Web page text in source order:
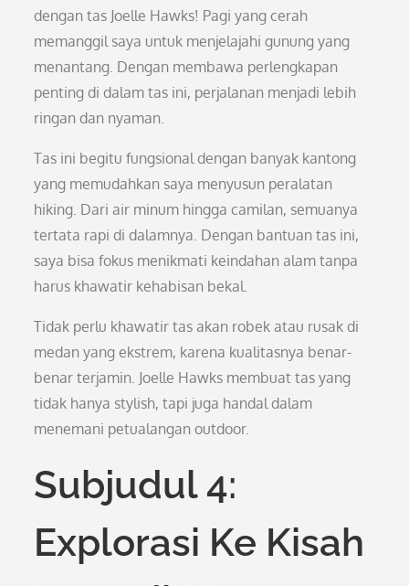
dengan tas Joelle Hawks! Pagi yang cerah
memanggil saya untuk menjelajahi gunung yang
menantang. Dengan membawa perlengkapan
penting di dalam tas ini, perjalanan menjadi lebih
ringan dan nyaman.
Tas ini begitu fungsional dengan banyak kantong
yang memudahkan saya menyusun peralatan
hiking. Dari air minum hingga camilan, semuanya
tertata rapi di dalamnya. Dengan bantuan tas ini,
saya bisa fokus menikmati keindahan alam tanpa
harus khawatir kehabisan bekal.
Tidak perlu khawatir tas akan robek atau rusak di
medan yang ekstrem, karena kualitasnya benar-
benar terjamin. Joelle Hawks membuat tas yang
tidak hanya stylish, tapi juga handal dalam
menemani petualangan outdoor.
Subjudul 4:
Explorasi Ke Kisah